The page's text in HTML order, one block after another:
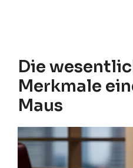
Die
Merkmale
Maus